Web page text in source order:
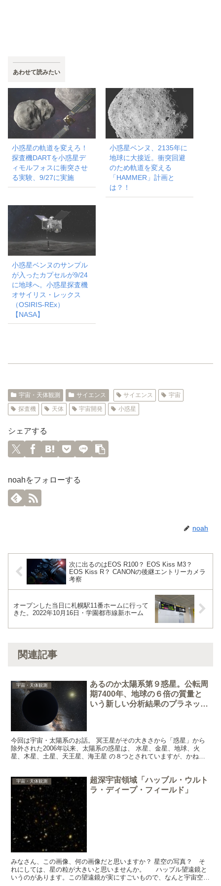
あわせて読みたい
小惑星の軌道を変えろ！
探査機DARTを小惑星デ
ィモルフォスに衝突させ
る実験、9/27に実施
小惑星ベンヌ、2135年に
地球に大接近。衝突回避
のため軌道を変える
「HAMMER」計画と
は？！
小惑星ベンヌのサンプル
が入ったカプセルが9/24
に地球へ。小惑星探査機
オサイリス・レックス
（OSIRIS-REx）
【NASA】
宇宙・天体観測 サイエンス サイエンス
宇宙
探査機
天体 宇宙開発 小惑星
シェアする
noahをフォローする
noah
次に出るのはEOS R100？ EOS Kiss M3？
EOS Kiss R？ CANONの後継エントリーカメラ
考察
オープンした当日に札幌駅11番ホームに行って
きた。2022年10月16日・学園都市線新ホーム
関連記事
宇宙・天体観測
あるのか太陽系第９惑星。公転周
期7400年、地球の６倍の質量と
いう新しい分析結果のプラネッ
今回は宇宙・太陽系のお話。 冥王星がその大きさから「惑星」から
除外された2006年以来、太陽系の惑星は、 水星、金星、地球、火
星、木星、土星、天王星、海王星 の８つとされていますが、かねて
宇宙・天体観測
超深宇宙領域「ハッブル・ウルト
ラ・ディープ・フィールド」
みなさん、この画像、何の画像だと思いますか？ 星空の写真？ そ
れにしては、星の粒が大きいと思いませんか。 ハッブル望遠鏡と
いうのがあります。この望遠鏡が実にすごいもので、なんと宇宙空間